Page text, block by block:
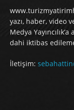
yazı, haber, video
Medya
dahi iktibas
İletişim: